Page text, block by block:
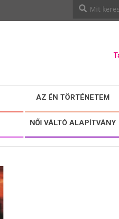
AZ ÉN TÖRTÉNETEM
NŐI VÁLTÓ ALAPÍTVÁNY